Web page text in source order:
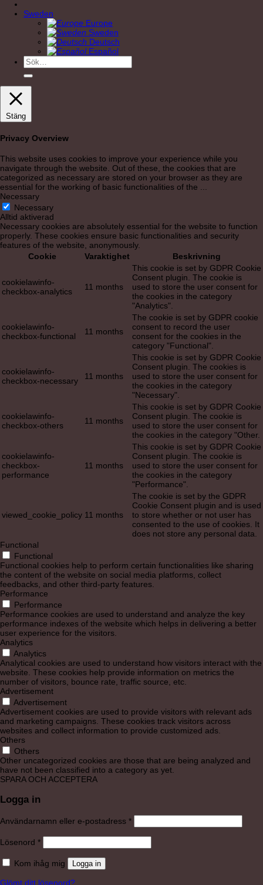
Sweden
Europe
Sweden
Deutsch
Español
Sök
efter:
Stäng
Privacy Overview
This website uses cookies to improve your experience while you
navigate through the website. Out of these, the cookies that are
categorized as necessary are stored on your browser as they are
essential for the working of basic functionalities of the
Necessary
Necessary
Alltid aktiverad
Necessary cookies are absolutely essential for the website to function
properly. These cookies ensure basic functionalities and security
features of the website, anonymously.
Cookie
Varaktighet Beskrivning
cookielawinfo-
checkbox-analytics
11 months
This cookie is set by GDPR Cookie
Consent plugin. The cookie is
used to store the user consent for
the cookies in the category
"Analytics".
cookielawinfo-
checkbox-functional
11 months
The cookie is set by GDPR cookie
consent to record the user
consent for the cookies in the
category "Functional".
cookielawinfo-
checkbox-necessary
11 months
This cookie is set by GDPR Cookie
Consent plugin. The cookies is
used to store the user consent for
the cookies in the category
"Necessary".
cookielawinfo-
checkbox-others
11 months
This cookie is set by GDPR Cookie
Consent plugin. The cookie is
used to store the user consent for
the cookies in the category "Other.
cookielawinfo-
checkbox-
performance
11 months
This cookie is set by GDPR Cookie
Consent plugin. The cookie is
used to store the user consent for
the cookies in the category
"Performance".
viewed_cookie_policy 11 months
The cookie is set by the GDPR
Cookie Consent plugin and is used
to store whether or not user has
consented to the use of cookies. It
does not store any personal data.
Functional
Functional
Functional cookies help to perform certain functionalities like sharing
the content of the website on social media platforms, collect
feedbacks, and other third-party features.
Performance
Performance
Performance cookies are used to understand and analyze the key
performance indexes of the website which helps in delivering a better
user experience for the visitors.
Analytics
Analytics
Analytical cookies are used to understand how visitors interact with the
website. These cookies help provide information on metrics the
number of visitors, bounce rate, traffic source, etc.
Advertisement
Advertisement
Advertisement cookies are used to provide visitors with relevant ads
and marketing campaigns. These cookies track visitors across
websites and collect information to provide customized ads.
Others
Others
Other uncategorized cookies are those that are being analyzed and
have not been classified into a category as yet.
SPARA OCH ACCEPTERA
Logga in
Användarnamn eller e-postadress *Obligatoriskt
Lösenord *Obligatoriskt
Kom ihåg mig Logga in
Glömt ditt lösenord?